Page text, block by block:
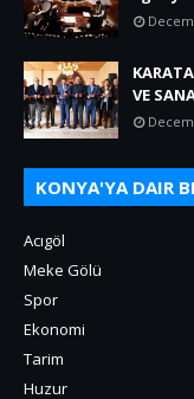
VE
KONYA'YA DAIR
Acıgöl
Meke Gölü
Spor
Ekonomi
Tarim
Huzur